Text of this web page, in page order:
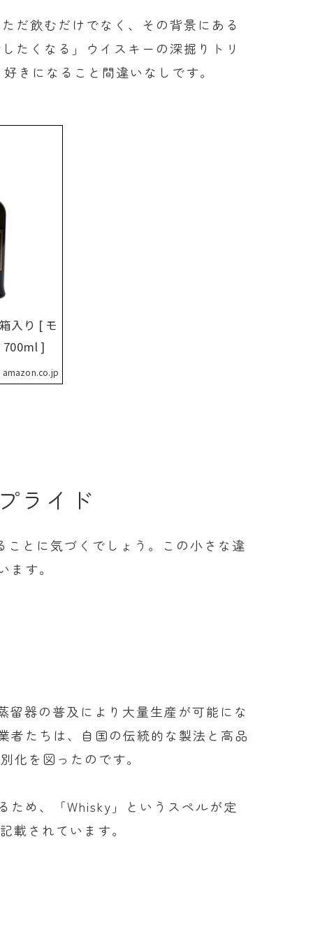
だ飲むだけでなく、その背景にある
たくなる」ウイスキーの深掘りトリ
きになること間違いなしです。
入り [ モ
700ml ]
amazon.co.jp
ライド
とに気づくでしょう。この小さな違
す。
留器の普及により大量生産が可能にな
者たちは、自国の伝統的な製法と高品
化を図ったのです。
ため、「Whisky」というスペルが定
載されています。